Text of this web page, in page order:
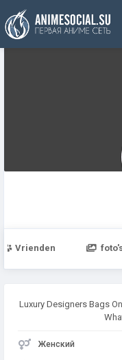
Funding
Vrienden
Luxury Designers Bags
Женский